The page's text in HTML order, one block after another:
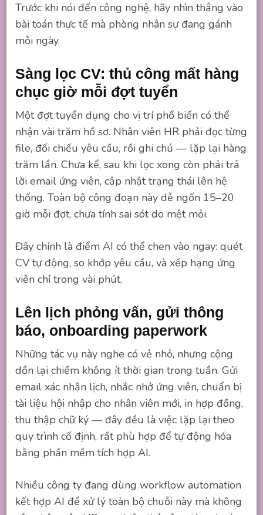
Trước khi nói đến công nghệ, hãy nhìn thẳng vào
bài toán thực tế mà phòng nhân sự đang gánh
mỗi ngày.
Sàng lọc CV: thủ công mất hàng
chục giờ mỗi đợt tuyển
Một đợt tuyển dụng cho vị trí phổ biến có thể
nhận vài trăm hồ sơ. Nhân viên HR phải đọc từng
file, đối chiếu yêu cầu, rồi ghi chú — lặp lại hàng
trăm lần. Chưa kể, sau khi lọc xong còn phải trả
lời email ứng viên, cập nhật trạng thái lên hệ
thống. Toàn bộ công đoạn này dễ ngốn 15–20
giờ mỗi đợt, chưa tính sai sót do mệt mỏi.
Đây chính là điểm AI có thể chen vào ngay: quét
CV tự động, so khớp yêu cầu, và xếp hạng ứng
viên chỉ trong vài phút.
Lên lịch phỏng vấn, gửi thông
báo, onboarding paperwork
Những tác vụ này nghe có vẻ nhỏ, nhưng cộng
dồn lại chiếm không ít thời gian trong tuần. Gửi
email xác nhận lịch, nhắc nhở ứng viên, chuẩn bị
tài liệu hội nhập cho nhân viên mới, in hợp đồng,
thu thập chữ ký — đây đều là việc lặp lại theo
quy trình cố định, rất phù hợp để tự động hóa
bằng phần mềm tích hợp AI.
Nhiều công ty đang dùng workflow automation
kết hợp AI để xử lý toàn bộ chuỗi này mà không